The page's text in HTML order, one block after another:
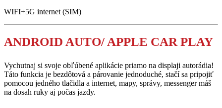
WIFI+5G internet (SIM)
ANDROID AUTO/ APPLE CAR PLAY
Vychutnaj si svoje obľúbené aplikácie priamo na displaji autorádia!
Táto funkcia je bezdôtová a párovanie jednoduché, stačí sa pripojiť
pomocou jedného tlačidla a internet, mapy, správy, messenger máš
na dosah ruky aj počas jazdy.